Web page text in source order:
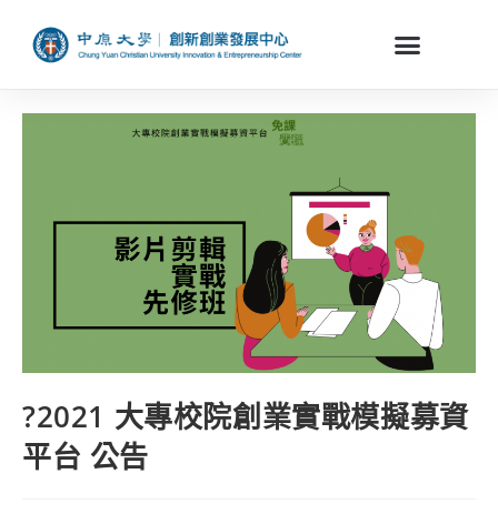
?2021 大專校院創業實戰模擬募資
平台 公告